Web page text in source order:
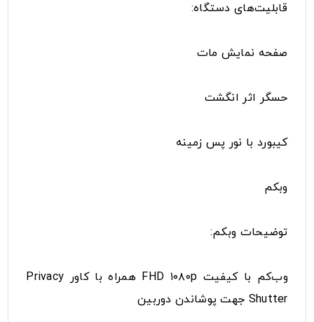
قابلیت‌های دستگاه:
صفحه نمایش مات
حسگر اثر انگشت
کیبورد با نور پس زمینه
وبکم
توضیحات وبکم:
وب‌کم با کیفیت FHD ۱۰۸۰p همراه با کاور Privacy
Shutter جهت پوشاندن دوربین